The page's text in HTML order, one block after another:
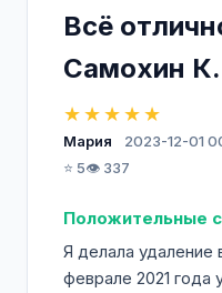
Всё
Самохин
★★★★★
Мария
2023-12-01
⭐ 5👁️ 337
Положительные
Я делала
феврале 2021 года